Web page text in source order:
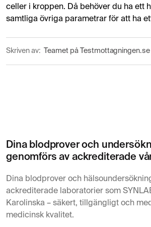
celler i kroppen. Då behöver du ha ett
samtliga övriga parametrar för att ha
Skriven av: Teamet på Testmottagningen.se
Dina blodprover och
genomförs av ackrediterade
Dina blodprover och
ackrediterade laboratorier som
Karolinska – säkert, tillgängligt och
medicinsk kvalitet.